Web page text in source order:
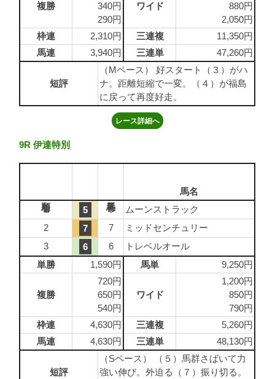
複勝
340円
290円
ワイド
880円
2,050円
枠連
2,310円 三連複
11,350円
馬連
3,940円 三連単 47,260円
短評
（Mペース） 好スタート（３）がハ
ナ。距離短縮で一変。（４）が福島
に戻って再度好走。
レース詳細へ
9R 伊達特別
馬名
1
5 5
ムーンストラック
2
7 7
ミッドセンチュリー
3
6 6
トレベルオール
単勝
1,590円 馬単 9,250円
複勝
720円
650円
540円
ワイド
1,200円
850円
790円
枠連
4,630円 三連複
5,260円
馬連
4,630円 三連単 48,130円
短評
（Sペース） （５）馬群さばいて力
強い伸び。外迫る（７）振り切る。